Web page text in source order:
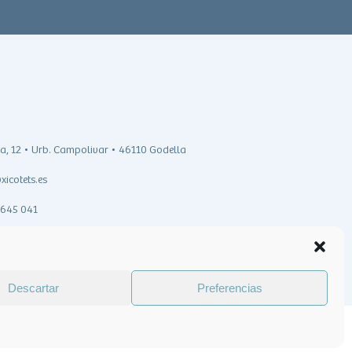
Descartar Preferencias
12 • Urb. Campolivar • 46110 Godella
041